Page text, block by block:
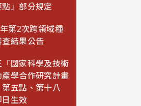
」部分規定
第2次跨領域種
查結果公告
「國家科學及技術
產學合作研究計畫
五點、第十八
日生效